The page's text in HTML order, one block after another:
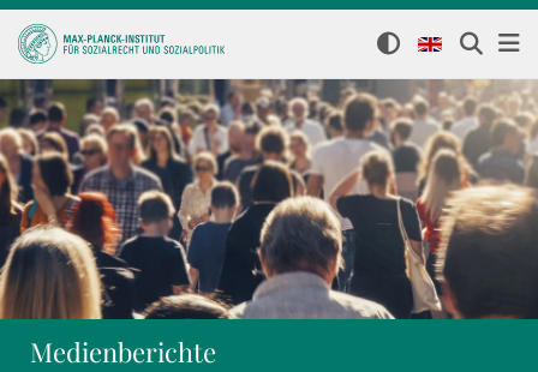
Medienberichte